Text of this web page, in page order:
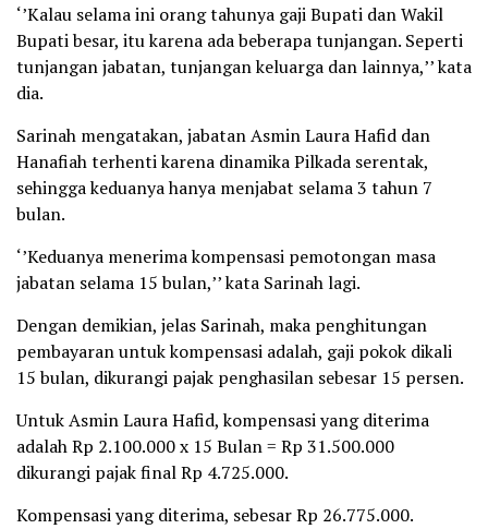
‘’Kalau selama ini orang tahunya gaji Bupati dan Wakil
Bupati besar, itu karena ada beberapa tunjangan. Seperti
tunjangan jabatan, tunjangan keluarga dan lainnya,’’ kata
dia.
Sarinah mengatakan, jabatan Asmin Laura Hafid dan
Hanafiah terhenti karena dinamika Pilkada serentak,
sehingga keduanya hanya menjabat selama 3 tahun 7
bulan.
‘’Keduanya menerima kompensasi pemotongan masa
jabatan selama 15 bulan,’’ kata Sarinah lagi.
Dengan demikian, jelas Sarinah, maka penghitungan
pembayaran untuk kompensasi adalah, gaji pokok dikali
15 bulan, dikurangi pajak penghasilan sebesar 15 persen.
Untuk Asmin Laura Hafid, kompensasi yang diterima
adalah Rp 2.100.000 x 15 Bulan = Rp 31.500.000
dikurangi pajak final Rp 4.725.000.
Kompensasi yang diterima, sebesar Rp 26.775.000.